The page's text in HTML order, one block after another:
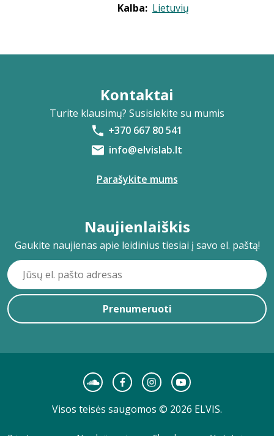
Kalba: Lietuvių
Kontaktai
Turite klausimų? Susisiekite su mumis
+370 667 80 541
info@elvislab.lt
Parašykite mums
Naujienlaiškis
Gaukite naujienas apie leidinius tiesiai į savo el. paštą!
Prenumeruoti
Visos teisės saugomos © 2026 ELVIS.